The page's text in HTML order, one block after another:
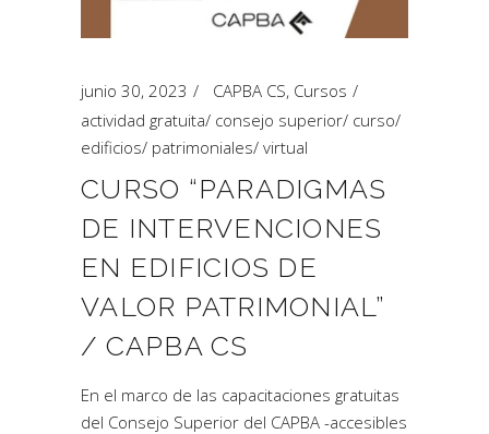
junio 30, 2023 CAPBA CS, Cursos
actividad gratuita/ consejo superior/ curso/
edificios/ patrimoniales/ virtual
CURSO “PARADIGMAS
DE INTERVENCIONES
EN EDIFICIOS DE
VALOR PATRIMONIAL”
/ CAPBA CS
En el marco de las capacitaciones gratuitas
del Consejo Superior del CAPBA -accesibles